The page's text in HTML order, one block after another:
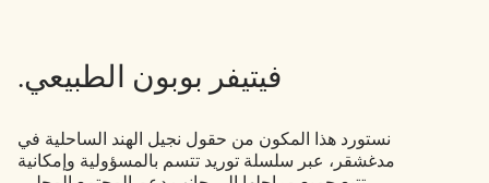
فيتيفر بوبون الطبيعي.
نستورد هذا المكون من حقول نجيل الهند الساحلية في
مدغشقر، عبر سلسلة توريد تتسم بالمسؤولية وإمكانية